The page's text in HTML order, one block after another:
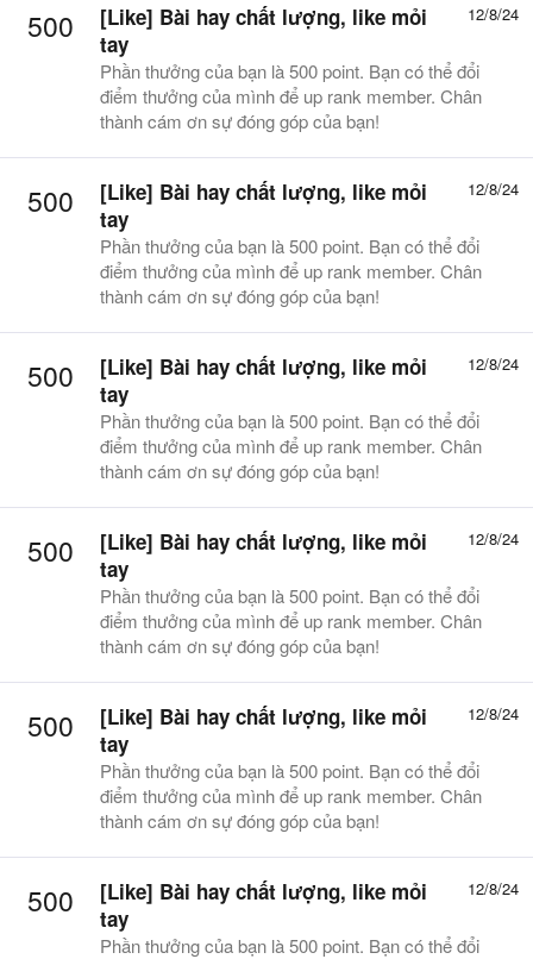
500 12/8/24
[Like] Bài hay chất lượng, like mỏi
tay
Phần thưởng của bạn là 500 point. Bạn có thể đổi
điểm thưởng của mình để up rank member. Chân
thành cám ơn sự đóng góp của bạn!
500 12/8/24
[Like] Bài hay chất lượng, like mỏi
tay
Phần thưởng của bạn là 500 point. Bạn có thể đổi
điểm thưởng của mình để up rank member. Chân
thành cám ơn sự đóng góp của bạn!
500 12/8/24
[Like] Bài hay chất lượng, like mỏi
tay
Phần thưởng của bạn là 500 point. Bạn có thể đổi
điểm thưởng của mình để up rank member. Chân
thành cám ơn sự đóng góp của bạn!
500 12/8/24
[Like] Bài hay chất lượng, like mỏi
tay
Phần thưởng của bạn là 500 point. Bạn có thể đổi
điểm thưởng của mình để up rank member. Chân
thành cám ơn sự đóng góp của bạn!
500 12/8/24
[Like] Bài hay chất lượng, like mỏi
tay
Phần thưởng của bạn là 500 point. Bạn có thể đổi
điểm thưởng của mình để up rank member. Chân
thành cám ơn sự đóng góp của bạn!
500 12/8/24
[Like] Bài hay chất lượng, like mỏi
tay
Phần thưởng của bạn là 500 point. Bạn có thể đổi